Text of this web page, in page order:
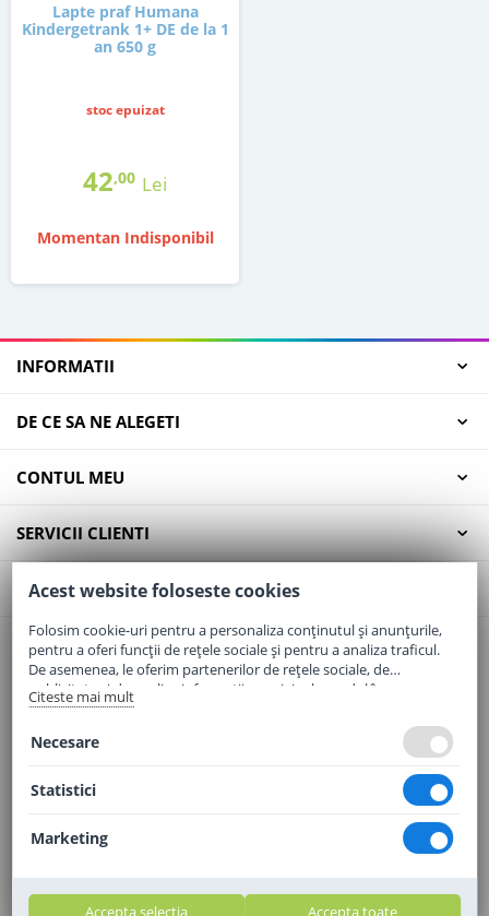
Lapte praf Humana
Kindergetrank 1+ DE de la 1
an 650 g
stoc epuizat
42,00 Lei
Momentan Indisponibil
INFORMATII
DE CE SA NE ALEGETI
CONTUL MEU
SERVICII CLIENTI
CONTACT
Email:office@elaptepraf.ro
Telefon:0745-964-449
Adresa:Sos. Borsului, Nr. 20, Oradea, Jud. Bihor
Acest website foloseste cookies
Folosim cookie-uri pentru a personaliza conținutul și anunțurile,
pentru a oferi funcții de rețele sociale și pentru a analiza traficul.
De asemenea, le oferim partenerilor de rețele sociale, de
publicitate și de analize informații cu privire la modul în care
folosiți site-ul nostru. Aceștia le pot combina cu alte informații
Citeste mai mult
Necesare
Statistici
Marketing
Accepta selectia Accepta toate